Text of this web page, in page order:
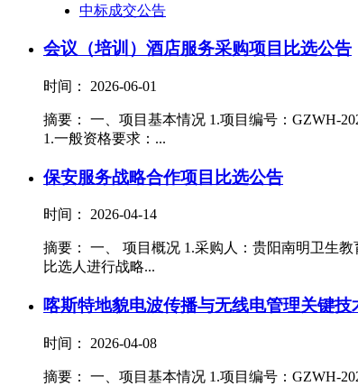
中标成交公告
会议（培训）酒店服务采购项目比选公告
时间： 2026-06-01
摘要： 一、项目基本情况 1.项目编号：GZWH-
1.一般资格要求：...
保安服务战略合作项目比选公告
时间： 2026-04-14
摘要： 一、 项目概况 1.采购人：贵阳南明卫生
比选人进行战略...
喀斯特地貌电波传播与无线电管理关键
时间： 2026-04-08
摘要： 一、项目基本情况 1.项目编号：GZWH-